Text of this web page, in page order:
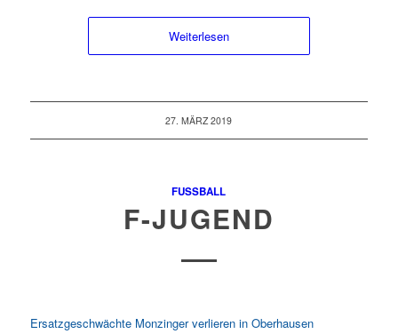
Weiterlesen
27. MÄRZ 2019
FUSSBALL
F-JUGEND
Ersatzgeschwächte Monzinger verlieren in Oberhausen